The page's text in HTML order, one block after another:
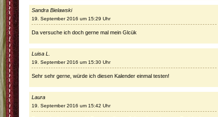
Sandra Bielawski
19. September 2016 um 15:29 Uhr
Da versuche ich doch gerne mal mein Glcük
Luisa L.
19. September 2016 um 15:30 Uhr
Sehr sehr gerne, würde ich diesen Kalender einmal testen!
Laura
19. September 2016 um 15:42 Uhr